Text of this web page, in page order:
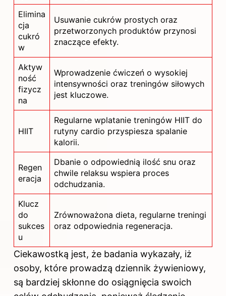
Elimina
cja
cukró
w
Usuwanie cukrów prostych oraz
przetworzonych produktów przynosi
znaczące efekty.
Aktyw
ność
fizycz
na
Wprowadzenie ćwiczeń o wysokiej
intensywności oraz treningów siłowych
jest kluczowe.
HIIT
Regularne wplatanie treningów HIIT do
rutyny cardio przyspiesza spalanie
kalorii.
Regen
eracja
Dbanie o odpowiednią ilość snu oraz
chwile relaksu wspiera proces
odchudzania.
Klucz
do
sukces
u
Zrównoważona dieta, regularne treningi
oraz odpowiednia regeneracja.
Ciekawostką jest, że badania wykazały, iż
osoby, które prowadzą dziennik żywieniowy,
są bardziej skłonne do osiągnięcia swoich